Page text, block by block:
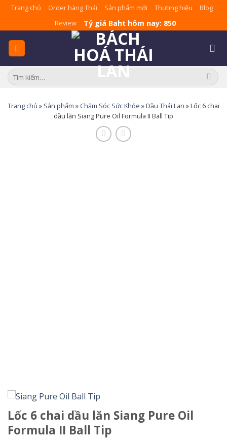
Skip
content
Trang chủ Order hàng Thái Sản phẩm mới Thương hiệu
Blog
Review
Tỷ giá Baht hôm nay: 850
Tìm
kiếm:
Trang chủ » Sản phẩm » Chăm Sóc Sức Khỏe »Dầu Thái Lan »Lốc 6 chai
dầu lăn Siang Pure Oil Formula II Ball Tip
Lốc 6 chai dầu lăn Siang Pure Oil
Formula II Ball Tip